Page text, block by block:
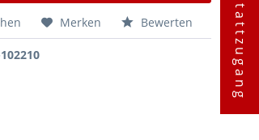
Merken Bewerten